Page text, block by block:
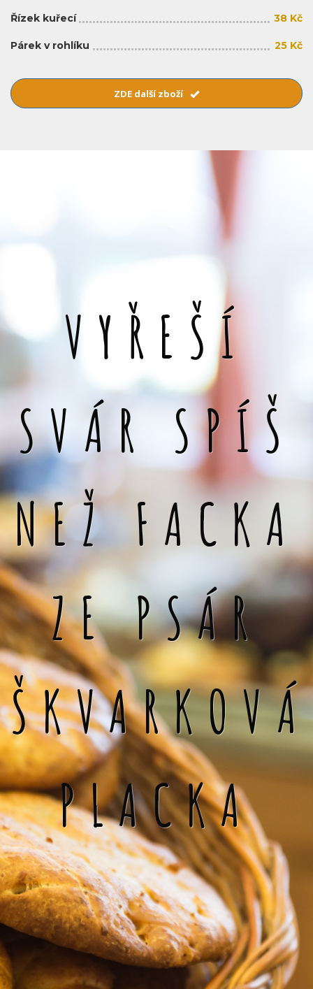
Řízek kuřecí 38 Kč
Párek v rohlíku 25 Kč
ZDE další zboží
VYŘEŠÍ
SVÁR SPÍŠ
NEŽ FACKA
ZE PSÁR
ŠKVARKOVÁ
PLACKA